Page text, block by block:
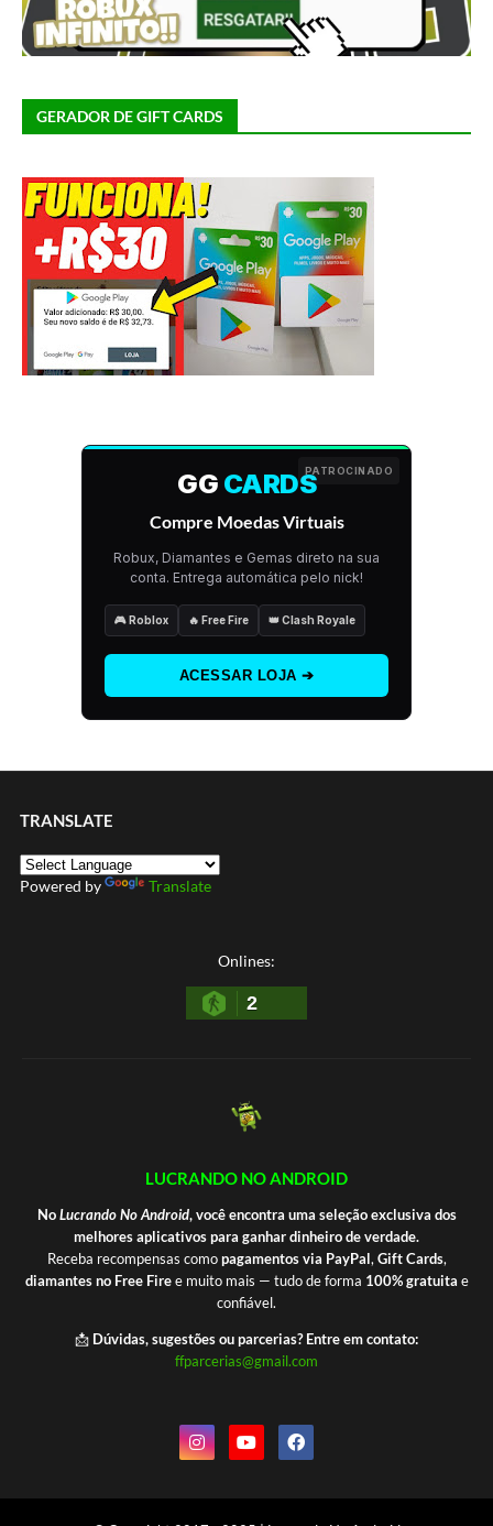
GERADOR DE GIFT CARDS
PATROCINADO
GG CARDS
Compre Moedas Virtuais
Robux, Diamantes e Gemas direto na sua
conta. Entrega automática pelo nick!
🎮 Roblox 🔥 Free Fire 👑 Clash Royale
ACESSAR LOJA ➔
TRANSLATE
Powered by Translate
Onlines:
2
LUCRANDO NO ANDROID
NoLucrando No Android, você encontra uma seleção exclusiva dos
melhores aplicativos para ganhar dinheiro de verdade.
Receba recompensas comopagamentos via PayPal, Gift Cards,
diamantes no Free Firee muito mais — tudo de forma 100% gratuita e
confiável.
📩 Dúvidas, sugestões ou parcerias? Entre em contato:
ffparcerias@gmail.com